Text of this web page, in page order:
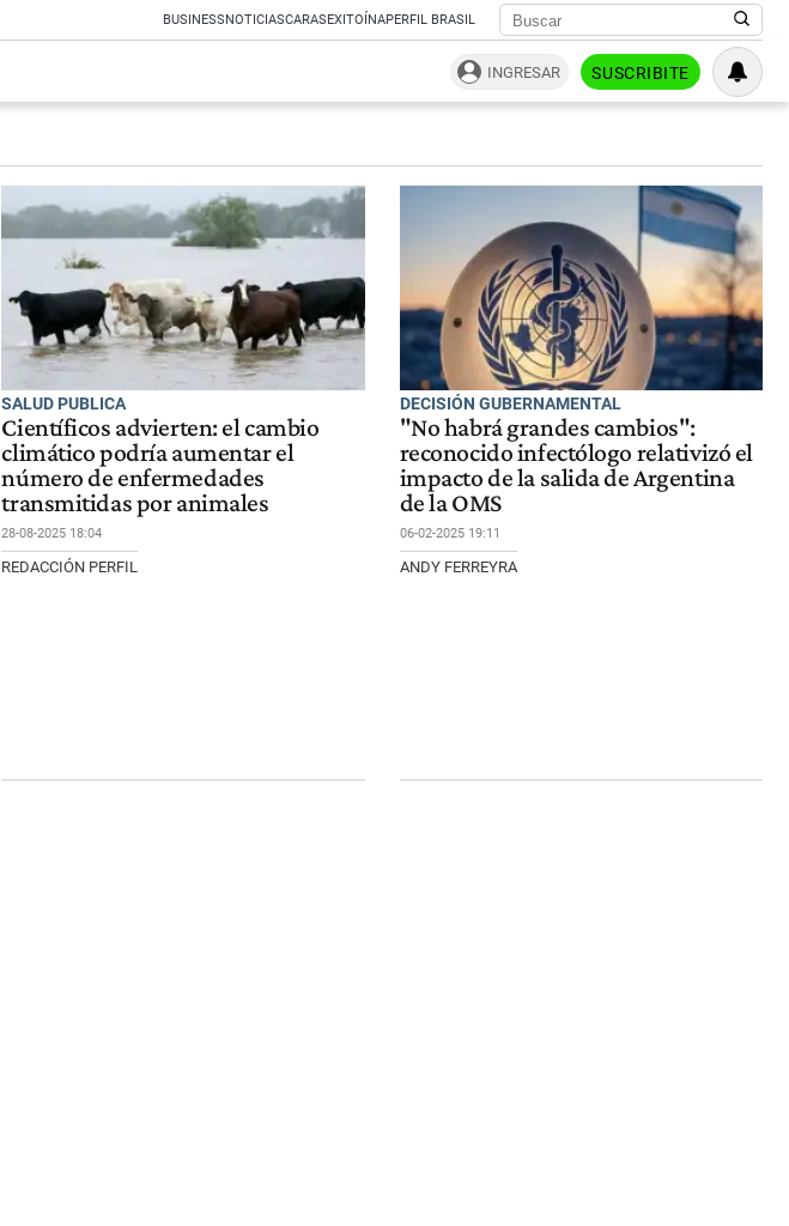
BUSINESSNOTICIASCARASEXITOÍNAPERFIL BRASIL
INGRESAR SUSCRIBITE
SALUD PUBLICA
Científicos advierten: el cambio
climático podría aumentar el
número de enfermedades
transmitidas por animales
28-08-2025 18:04
REDACCIÓN PERFIL
DECISIÓN GUBERNAMENTAL
"No habrá grandes cambios":
reconocido infectólogo relativizó el
impacto de la salida de Argentina
de la OMS
06-02-2025 19:11
ANDY FERREYRA